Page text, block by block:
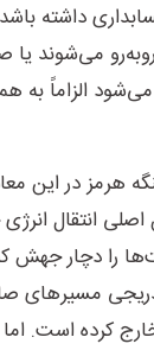
داشته
می‌شوند یا
الزاماً به
هرمز در این
اصلی انتقال
را دچار جهش
مسیرهای
کرده است.